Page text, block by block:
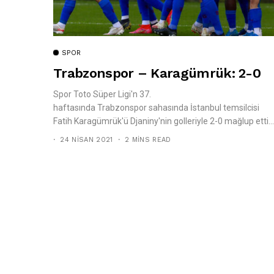
SPOR
Trabzonspor – Karagümrük: 2-0
Spor Toto Süper Ligi'n 37.
haftasında Trabzonspor sahasında İstanbul temsilcisi
Fatih Karagümrük'ü Djaniny'nin golleriyle 2-0 mağlup
24 NISAN 2021 2 MINS READ